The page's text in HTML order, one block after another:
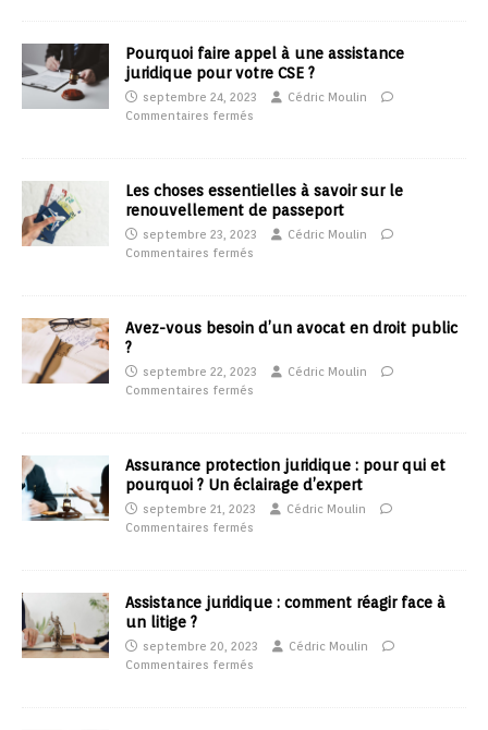
Pourquoi faire appel à une assistance
juridique pour votre CSE ?
septembre 24, 2023
Cédric Moulin
Commentaires fermés
Les choses essentielles à savoir sur le
renouvellement de passeport
septembre 23, 2023
Cédric Moulin
Commentaires fermés
Avez-vous besoin d’un avocat en droit public
?
septembre 22, 2023
Cédric Moulin
Commentaires fermés
Assurance protection juridique : pour qui et
pourquoi ? Un éclairage d’expert
septembre 21, 2023
Cédric Moulin
Commentaires fermés
Assistance juridique : comment réagir face à
un litige ?
septembre 20, 2023
Cédric Moulin
Commentaires fermés